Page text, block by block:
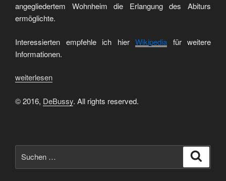
angegliedertem Wohnheim die Erlangung des Abiturs
ermöglichte.
Interessierten empfehle ich hier Wikipedia für weitere
Informationen.
„Blickpunkt
das
weiterlesen
© 2016, DeBussy. All rights reserved.
nach: